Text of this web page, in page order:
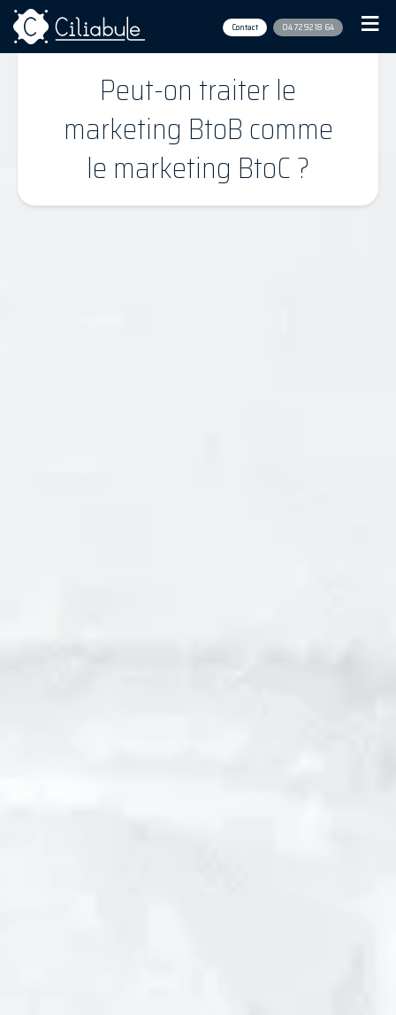
Contact 04 72 92 18 64
Peut-on traiter le
marketing BtoB comme
le marketing BtoC ?